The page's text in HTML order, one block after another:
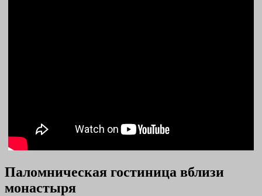
Паломническая гостиница вблизи
монастыря